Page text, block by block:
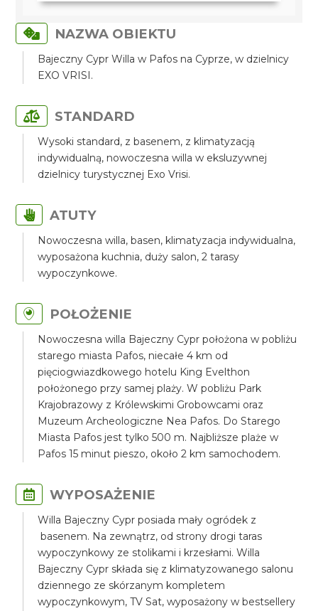
NAZWA OBIEKTU
Bajeczny Cypr Willa w Pafos na Cyprze, w dzielnicy
EXO VRISI.
STANDARD
Wysoki standard, z basenem, z klimatyzacją
indywidualną, nowoczesna willa w eksluzywnej
dzielnicy turystycznej Exo Vrisi.
ATUTY
Nowoczesna willa, basen, klimatyzacja indywidualna,
wyposażona kuchnia, duży salon, 2 tarasy
wypoczynkowe.
POŁOŻENIE
Nowoczesna willa Bajeczny Cypr położona w pobliżu
starego miasta Pafos, niecałe 4 km od
pięciogwiazdkowego hotelu King Evelthon
położonego przy samej plaży. W pobliżu Park
Krajobrazowy z Królewskimi Grobowcami oraz
Muzeum Archeologiczne Nea Pafos. Do Starego
Miasta Pafos jest tylko 500 m. Najbliższe plaże w
Pafos 15 minut pieszo, około 2 km samochodem.
WYPOSAŻENIE
Willa Bajeczny Cypr posiada mały ogródek z
basenem. Na zewnątrz, od strony drogi taras
wypoczynkowy ze stolikami i krzesłami. Willa
Bajeczny Cypr składa się z klimatyzowanego salonu
dziennego ze skórzanym kompletem
wypoczynkowym, TV Sat, wyposażony w bestsellery